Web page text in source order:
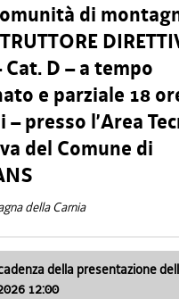
di
Cat. D – a tempo
e parziale 18
presso l’Area
del Comune di
della Carnia
della presentazione
12:00